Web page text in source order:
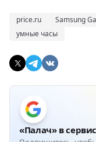
price.ru Samsung
умные часы
«Палач» в